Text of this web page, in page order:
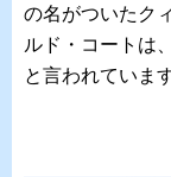
の名がついたク
ルド・コートは
と言われています